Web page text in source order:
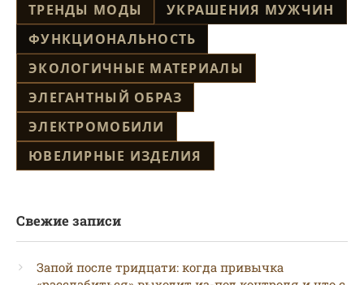
ТРЕНДЫ МОДЫ
УКРАШЕНИЯ МУЖЧИН
ФУНКЦИОНАЛЬНОСТЬ
ЭКОЛОГИЧНЫЕ МАТЕРИАЛЫ
ЭЛЕГАНТНЫЙ ОБРАЗ
ЭЛЕКТРОМОБИЛИ
ЮВЕЛИРНЫЕ ИЗДЕЛИЯ
Свежие записи
Запой после тридцати: когда привычка